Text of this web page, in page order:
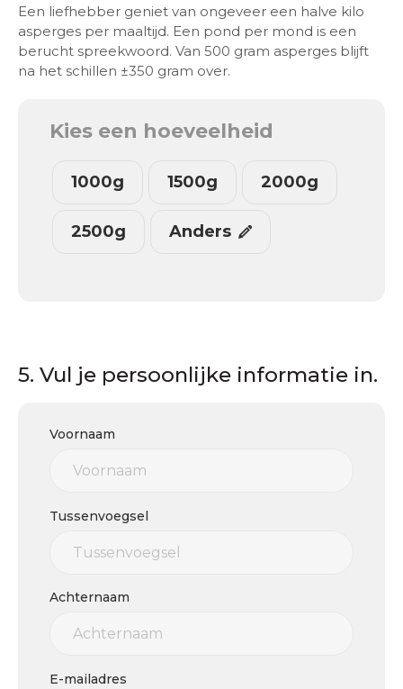
Een liefhebber geniet van ongeveer een halve kilo
asperges per maaltijd. Een pond per mond is een
berucht spreekwoord. Van 500 gram asperges blijft
na het schillen ±350 gram over.
Kies een hoeveelheid
1000g 1500g 2000g
2500g Anders
5. Vul je persoonlijke informatie in.
Voornaam
Tussenvoegsel
Achternaam
E-mailadres